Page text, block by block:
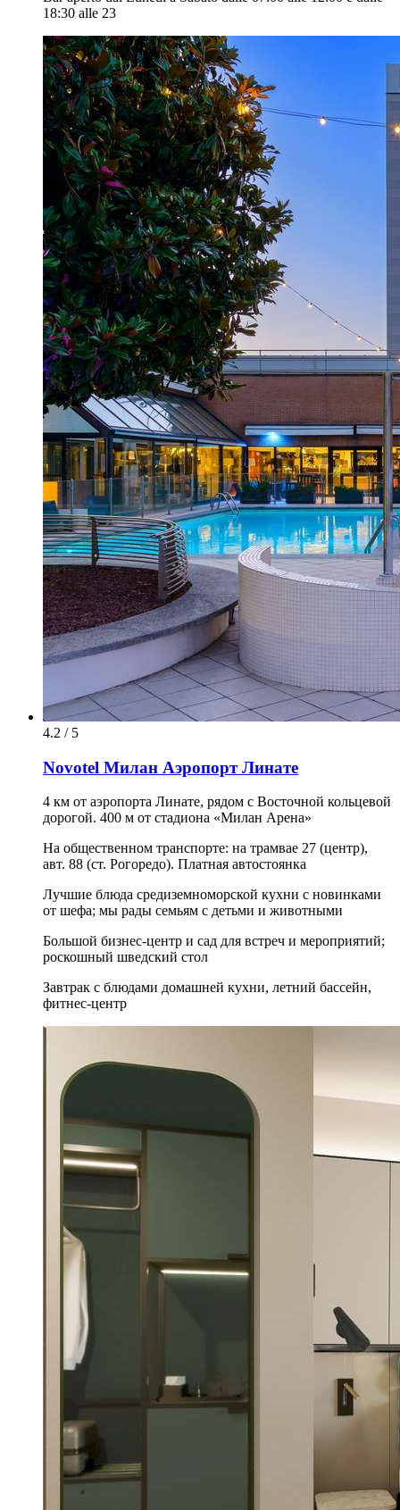
18:30 alle 23
4.2 / 5
Novotel Милан Аэропорт Линате
4 км от аэропорта Линате, рядом с Восточной кольцевой
дорогой. 400 м от стадиона «Милан Арена»
На общественном транспорте: на трамвае 27 (центр),
авт. 88 (ст. Рогоредо). Платная автостоянка
Лучшие блюда средиземноморской кухни с новинками
от шефа; мы рады семьям с детьми и животными
Большой бизнес-центр и сад для встреч и мероприятий;
роскошный шведский стол
Завтрак с блюдами домашней кухни, летний бассейн,
фитнес-центр